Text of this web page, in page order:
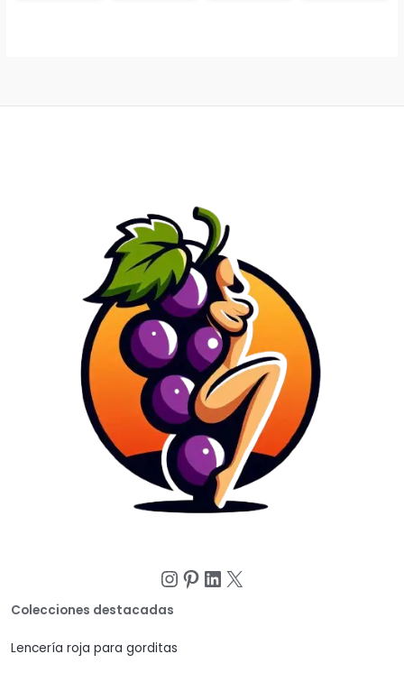
Instagram
Pinterest
LinkedIn
X
Colecciones destacadas
Lencería roja para gorditas